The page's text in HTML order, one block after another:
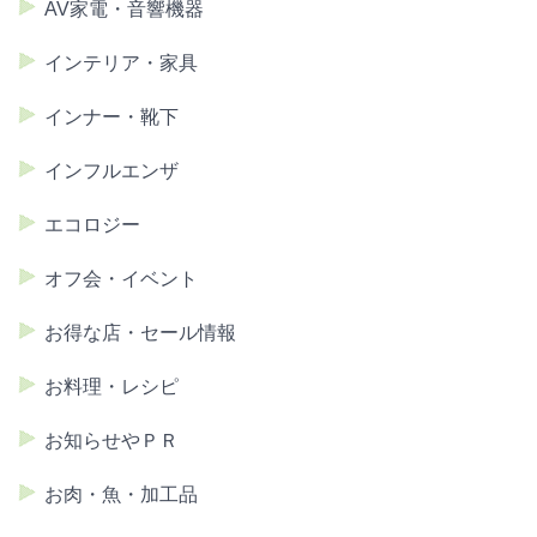
AV家電・音響機器
インテリア・家具
インナー・靴下
インフルエンザ
エコロジー
オフ会・イベント
お得な店・セール情報
お料理・レシピ
お知らせやＰＲ
お肉・魚・加工品